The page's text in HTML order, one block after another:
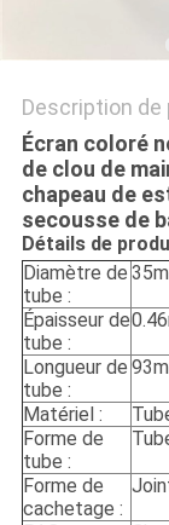
Description de
Écran coloré
de clou de
chapeau de
secousse de
Détails de
Diamètre de
tube :
Épaisseur de
tube :
Longueur de
tube :
Matériel :
Forme de
tube :
Forme de
cachetage :